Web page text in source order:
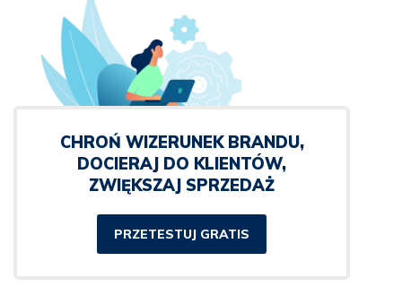
CHROŃ WIZERUNEK BRANDU,
DOCIERAJ DO KLIENTÓW,
ZWIĘKSZAJ SPRZEDAŻ
PRZETESTUJ GRATIS